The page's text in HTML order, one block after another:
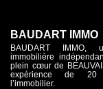
BAUDART IMMO
BAUDART IMMO,
immobilière
plein cœur de
expérience de
l’immobilier.